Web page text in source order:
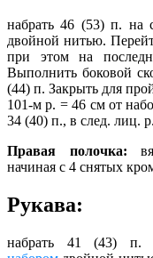
набрать 46 (53) п.
двойной нитью.
при этом на
Выполнить боковой
(44) п. Закрыть для
101-м р. = 46 см от
34 (40) п., в след. лиц.
Правая полочка:
начиная с 4 снятых
Рукава:
набрать 41 (43)